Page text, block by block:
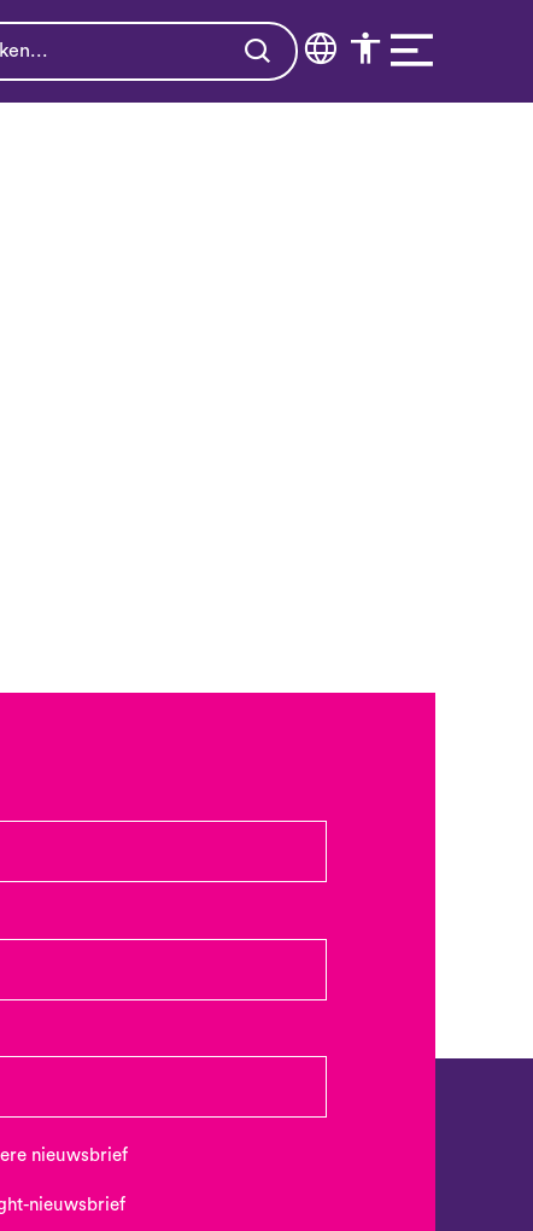
nieuwsbrief
nieuwsbrief